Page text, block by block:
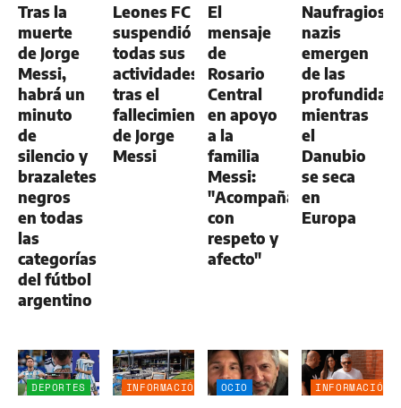
Tras la
muerte
de Jorge
Messi,
habrá un
minuto
de
silencio y
brazaletes
negros
en todas
las
categorías
del fútbol
argentino
Leones FC
suspendió
todas sus
actividades
tras el
fallecimiento
de Jorge
Messi
El
mensaje
de
Rosario
Central
en apoyo
a la
familia
Messi:
"Acompañamos
con
respeto y
afecto"
Naufragios
nazis
emergen
de las
mientras
el
Danubio
se seca
en
Europa
DEPORTES
INFORMACIÓN
OCIO
INFORMACIÓN